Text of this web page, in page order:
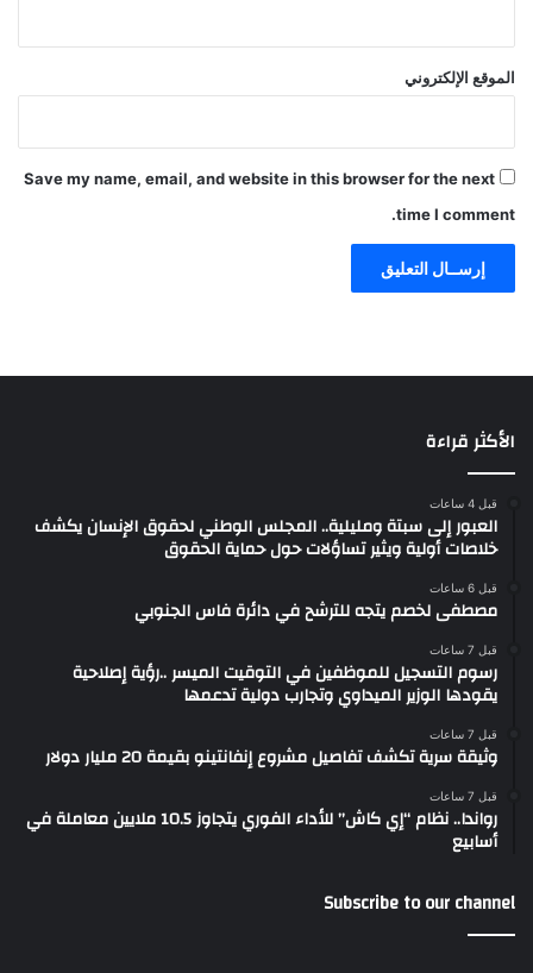
الموقع الإلكتروني
Save my name, email, and website in this browser for the next
time I comment.
الأكثر قراءة
قبل 4 ساعات
العبور إلى سبتة ومليلية.. المجلس الوطني لحقوق الإنسان يكشف
خلاصات أولية ويثير تساؤلات حول حماية الحقوق
قبل 6 ساعات
مصطفى لخصم يتجه للترشح في دائرة فاس الجنوبي
قبل 7 ساعات
رسوم التسجيل للموظفين في التوقيت الميسر ..رؤية إصلاحية
يقودها الوزير الميداوي وتجارب دولية تدعمها
قبل 7 ساعات
وثيقة سرية تكشف تفاصيل مشروع إنفانتينو بقيمة 20 مليار دولار
قبل 7 ساعات
رواندا.. نظام “إي كاش” للأداء الفوري يتجاوز 10.5 ملايين معاملة في
أسابيع
Subscribe to our channel